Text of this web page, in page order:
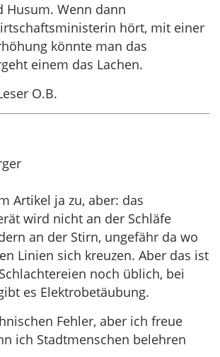
Husum. Wenn dann
hört, mit einer
könnte man das
einem das Lachen.
O.B.
Artikel ja zu, aber: das
wird nicht an der Schläfe
an der Stirn, ungefähr da wo
Linien sich kreuzen. Aber das ist
noch üblich, bei
es Elektrobetäubung.
Fehler, aber ich freue
ich Stadtmenschen belehren